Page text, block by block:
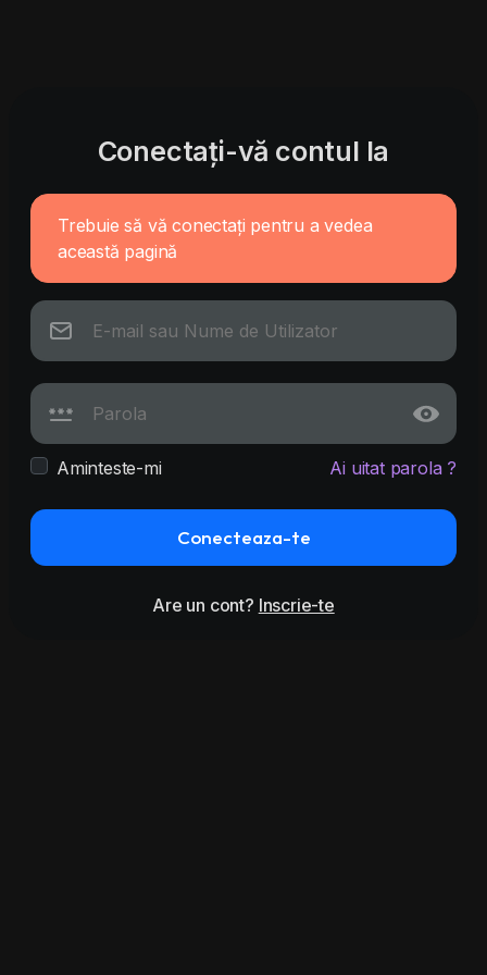
Conectați-vă contul la
Trebuie să vă conectați pentru a vedea
această pagină
Aminteste-mi Ai uitat parola ?
Conecteaza-te
Are un cont? Inscrie-te